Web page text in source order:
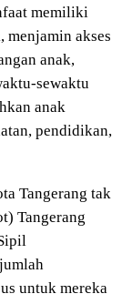
memiliki
menjamin akses
anak,
sewaktu
anak
pendidikan,
Tangerang tak
Tangerang
untuk mereka